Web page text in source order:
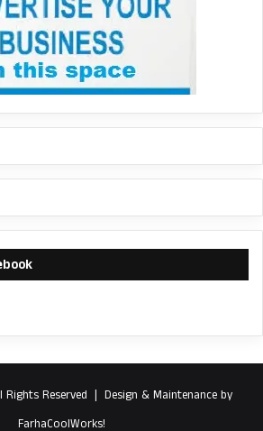
Reserved | Design & Maintenance by
FarhaCoolWorks!